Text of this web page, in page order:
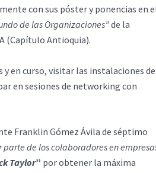
con sus póster y ponencias en
de las Organizaciones”de la
(Capítulo Antioquia).
en curso, visitar las instalaciones
en sesiones de networking con
Franklin Gómez Ávila de séptimo
de los colaboradores en
Taylor” por obtener la máxima